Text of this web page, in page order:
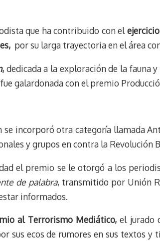
que ha contribuido con el
por su larga trayectoria en el área
, dedicada a la exploración de la fauna
fue galardonada con el premio
se incorporó otra categoría llamada
y grupos en contra la Revolución
el premio se le otorgó a los
de palabra, transmitido por Unión
informados.
al Terrorismo Mediático,el jurado
sus ecos de rumores en sus textos y